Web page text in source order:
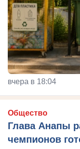
вчера в 18:04
Общество
Глава Анапы
чемпионов